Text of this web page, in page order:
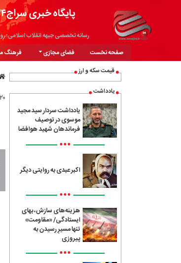
پایگاه خبری سراج۲۴
رسانه تخصصی جبهه انقلاب اسلامی؛
صفحه نخست فضای مجازی فرهنگ
قیمت سکه و ارز
یادداشت
یادداشت سردار سید مجید
موسوی در توصیف
فرماندهان شهید هوافضا
•••
اکبر عبدی به روایتی دیگر
•••
هزینه‌های سازش، بهای
ایستادگی/ «مقاومت»
تنها مسیرِ رسیدن به
پیروزی
•••